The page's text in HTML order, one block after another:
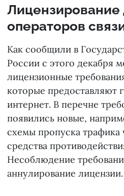
Лицензирование
операторов
Как сообщили в
России с этого декабря
лицензионные
которые предоставляют
интернет. В перечне
появились новые,
схемы пропуска трафика
средства
Несоблюдение
аннулирование лицензии.